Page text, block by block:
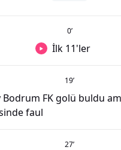
0’
İlk 11'ler
19’
Bodrum FK golü buldu
faul
27’